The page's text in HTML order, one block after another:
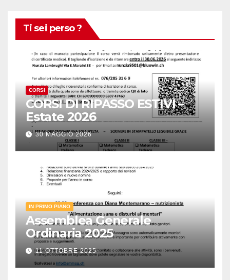
Ti sei perso ?
CORSI
CORSI DI RIPASSO ESTIVI –
Estate 2026
30 MAGGIO 2026
IN PRIMO PIANO
Assemblea Generale
Ordinaria 2025
11 OTTOBRE 2025